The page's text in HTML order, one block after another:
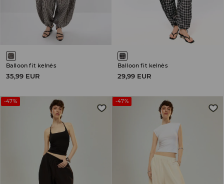
Balloon fit kelnės
35,99 EUR
Balloon fit kelnės
29,99 EUR
-47% -47%